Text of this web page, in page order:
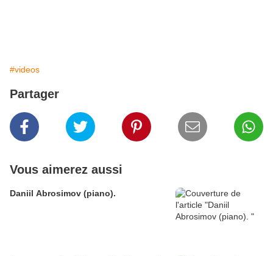
#videos
Partager
Vous aimerez aussi
Daniil Abrosimov (piano).